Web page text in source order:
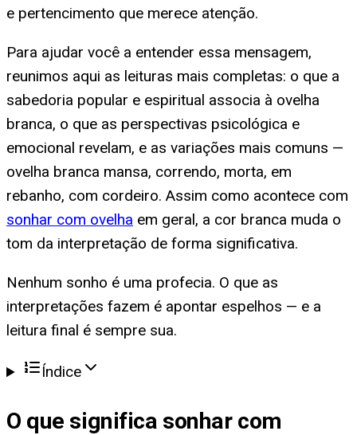
e pertencimento que merece atenção.
Para ajudar você a entender essa mensagem,
reunimos aqui as leituras mais completas: o que a
sabedoria popular e espiritual associa à ovelha
branca, o que as perspectivas psicológica e
emocional revelam, e as variações mais comuns —
ovelha branca mansa, correndo, morta, em
rebanho, com cordeiro. Assim como acontece com
sonhar com ovelha em geral, a cor branca muda o
tom da interpretação de forma significativa.
Nenhum sonho é uma profecia. O que as
interpretações fazem é apontar espelhos — e a
leitura final é sempre sua.
Índice
O que significa sonhar com